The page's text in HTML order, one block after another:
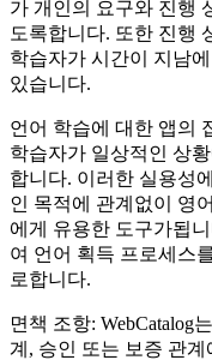
가 개인의 요구와 진행
도록합니다. 또한 진행
학습자가 시간이 지남
있습니다.
언어 학습에 대한 앱의
학습자가 일상적인 상
합니다. 이러한 실용성
인 목적에 관계없이 영
에게 유용한 도구가됩
여 언어 획득 프로세스
로합니다.
면책 조항: WebCatalog
계, 승인 또는 보증 관